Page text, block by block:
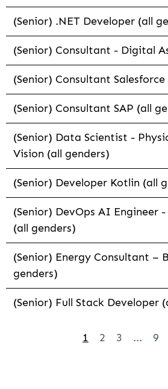
(Senior) .NET Developer (all
(Senior) Consultant - Digital
(Senior) Consultant
(Senior) Consultant SAP (all
(Senior) Data Scientist -
Vision (all genders)
(Senior) Developer Kotlin (all
(Senior) DevOps AI Engineer
(all genders)
(Senior) Energy Consultant –
genders)
(Senior) Full Stack Developer
1 2 3 ... 9